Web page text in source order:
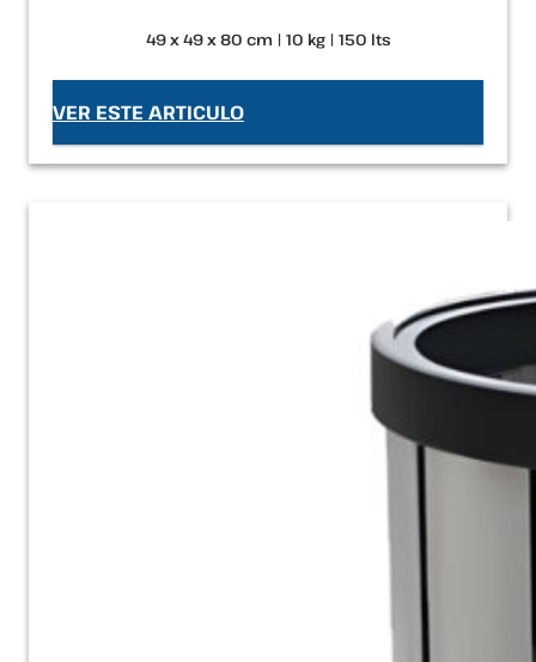
49 x 49 x 80 cm | 10 kg | 150 lts
VER ESTE ARTICULO